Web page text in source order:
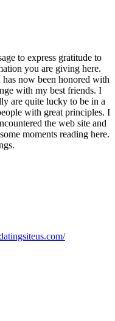
to express gratitude to
you are giving here.
now been honored with
with my best friends. I
are quite lucky to be in a
with great principles. I
the web site and
moments reading here.